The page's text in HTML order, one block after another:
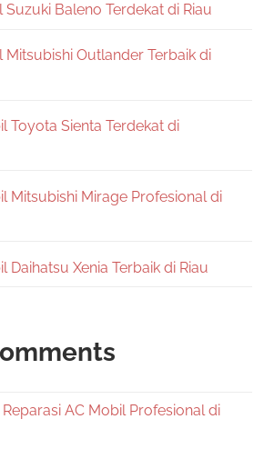
Baleno Terdekat di Riau
Mitsubishi Outlander Terbaik di
Toyota Sienta Terdekat di
Mitsubishi Mirage Profesional di
Daihatsu Xenia Terbaik di Riau
Reparasi AC Mobil Profesional di